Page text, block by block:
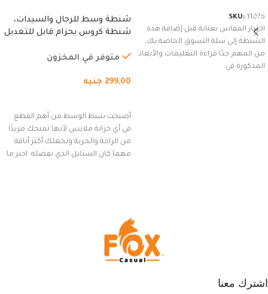
SKU: 11076
اختيار المقاس بعناية قبل إضافة هذه
الشنطة إلى سلة التسوق الخاصة بك،
من المهم جدًا قراءة التعليمات والأبعاد
المذكورة في
شنطة وسط للرجال والسيدات،
شنطة كروس بحزام قابل للتعديل
السفر، الجري العادي، المشي
(رمادي)
متوفر في المخزون
299,00 جنيه
أصبحت شنط الوسط من أهم القطع
في أي خزانة ملابس لأنها تمنحك مزيدًا
من الراحة والحرية وتجعلك أكثر أناقة
مهما كان الستايل الذي تفضله. اختر ما
اشترك معنا